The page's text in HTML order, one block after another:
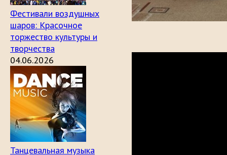
Фестивали воздушных
шаров: Красочное
торжество культуры и
творчества
04.06.2026
Танцевальная музыка